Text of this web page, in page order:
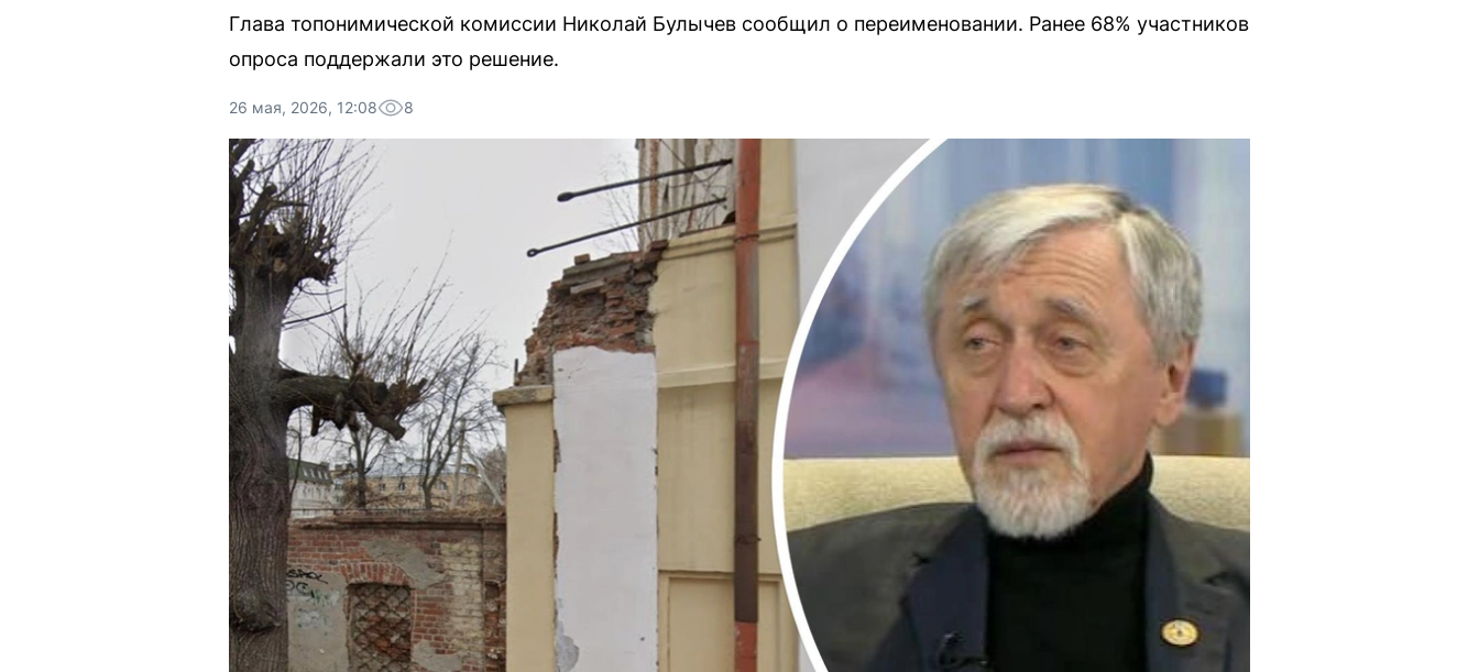
Глава топонимической комиссии Николай Булычев сообщил о переименовании. Ранее 68% участников
опроса поддержали это решение.
26 мая, 2026, 12:08 8